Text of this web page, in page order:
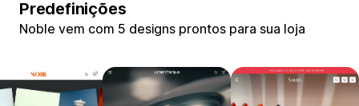
Predefinições
Noble vem com 5 designs prontos para sua loja